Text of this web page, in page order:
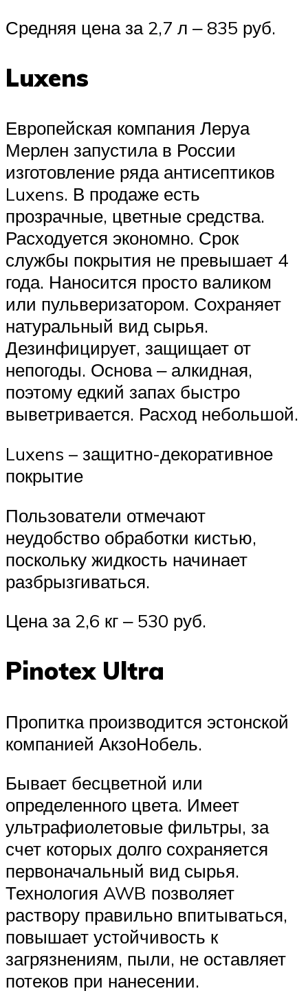
Средняя цена за 2,7 л ‒ 835 руб.
Luxens
Европейская компания Леруа
Мерлен запустила в России
изготовление ряда антисептиков
Luxens. В продаже есть
прозрачные, цветные средства.
Расходуется экономно. Срок
службы покрытия не превышает 4
года. Наносится просто валиком
или пульверизатором. Сохраняет
натуральный вид сырья.
Дезинфицирует, защищает от
непогоды. Основа ‒ алкидная,
поэтому едкий запах быстро
выветривается. Расход небольшой.
Luxens – защитно-декоративное
покрытие
Пользователи отмечают
неудобство обработки кистью,
поскольку жидкость начинает
разбрызгиваться.
Цена за 2,6 кг ‒ 530 руб.
Pinotex Ultra
Пропитка производится эстонской
компанией АкзоНобель.
Бывает бесцветной или
определенного цвета. Имеет
ультрафиолетовые фильтры, за
счет которых долго сохраняется
первоначальный вид сырья.
Технология AWB позволяет
раствору правильно впитываться,
повышает устойчивость к
загрязнениям, пыли, не оставляет
потеков при нанесении.